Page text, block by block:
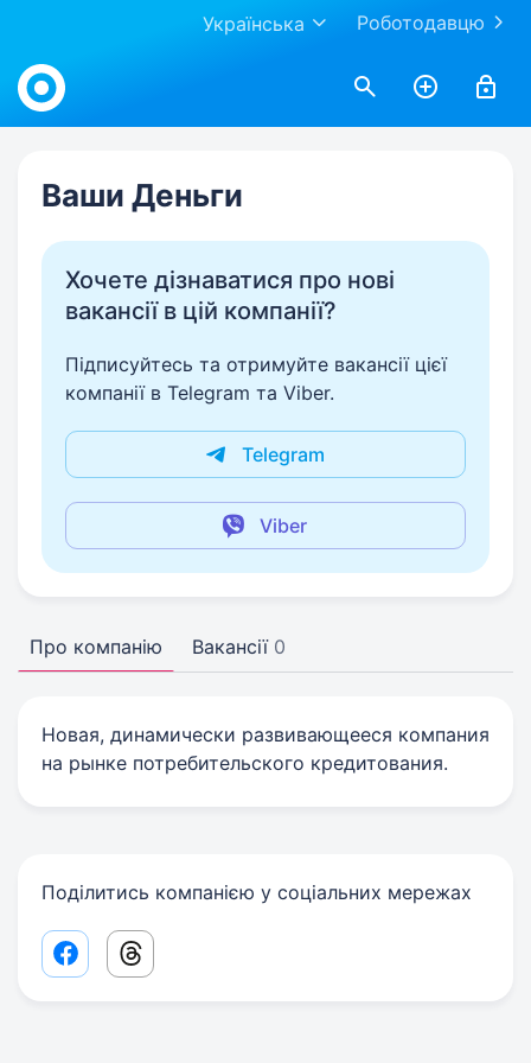
Роботодавцю
Українська
Work.ua
Ваши Деньги
Хочете дізнаватися про нові
вакансії в цій компанії?
Підписуйтесь та отримуйте вакансії цієї
компанії в Telegram та Viber.
Telegram
Viber
Про компанію Вакансії 0
Новая, динамически развивающееся компания
на рынке потребительского кредитования.
Поділитись компанією у соціальних мережах
Facebook share link
Threads share link